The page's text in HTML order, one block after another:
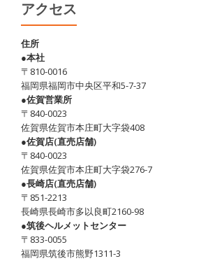
アクセス
住所
●本社
〒810-0016
福岡県福岡市中央区平和5-7-37
●佐賀営業所
〒840-0023
佐賀県佐賀市本庄町大字袋408
●佐賀店(直売店舗)
〒840-0023
佐賀県佐賀市本庄町大字袋276-7
●長崎店(直売店舗)
〒851-2213
長崎県長崎市多以良町2160-98
●筑後ヘルメットセンター
〒833-0055
福岡県筑後市熊野1311-3